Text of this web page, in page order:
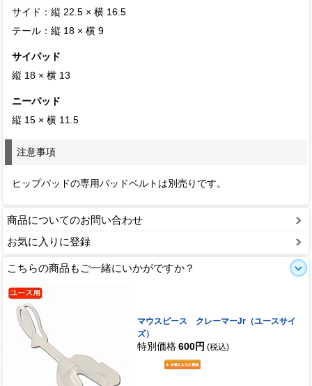
サイド：縦 22.5 × 横 16.5
テール：縦 18 × 横 9
サイパッド
縦 18 × 横 13
ニーパッド
縦 15 × 横 11.5
注意事項
ヒップパッドの専用パッドベルトは別売りです。
商品についてのお問い合わせ
お気に入りに登録
こちらの商品もご一緒にいかがですか？
マウスピース クレーマーJr（ユースサイ
ズ）
特別価格 600円 (税込)